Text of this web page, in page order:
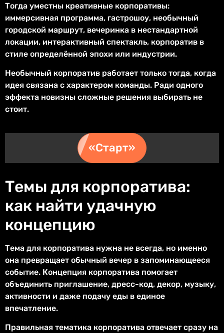
Тогда уместны креативные корпоративы:
иммерсивная программа, гастрошоу, необычный
городской маршрут, вечеринка в нестандартной
локации, интерактивный спектакль, корпоратив в
стиле определённой эпохи или индустрии.
Необычный корпоратив работает только тогда, когда
идея связана с характером команды. Ради одного
эффекта новизны сложные решения выбирать не
стоит.
«Старт»
Темы для корпоратива:
как найти удачную
концепцию
Тема для корпоратива нужна не всегда, но именно
она превращает обычный вечер в запоминающееся
событие. Концепция корпоратива помогает
объединить приглашение, дресс-код, декор, музыку,
активности и даже подачу еды в единое
впечатление.
Правильная тематика корпоратива отвечает сразу на